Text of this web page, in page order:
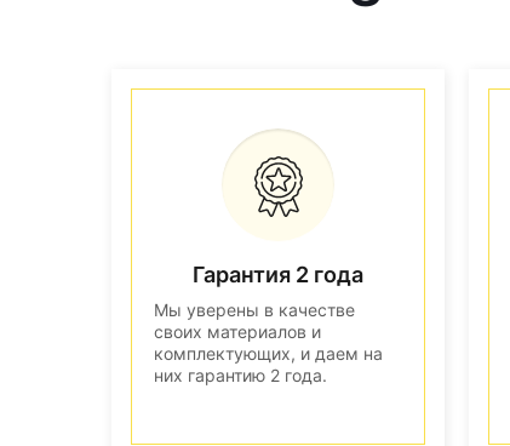
Гарантия 2 года
Мы уверены в качестве
своих материалов и
комплектующих, и даем на
них гарантию 2 года.